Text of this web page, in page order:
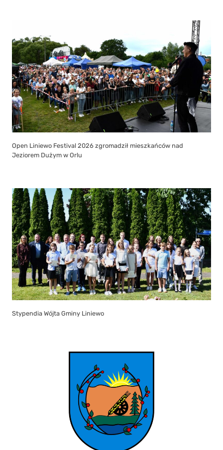
Open Liniewo Festival 2026 zgromadził mieszkańców nad
Jeziorem Dużym w Orlu
Stypendia Wójta Gminy Liniewo